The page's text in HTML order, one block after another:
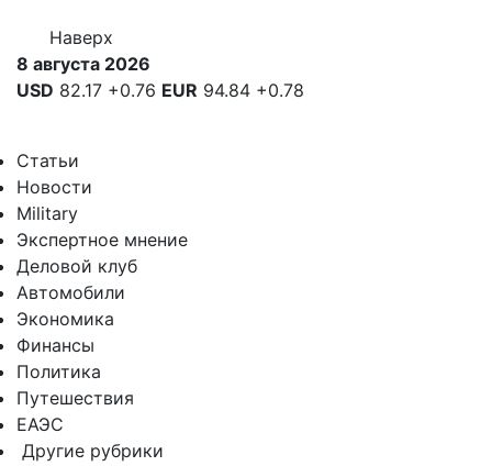
Наверх
8 августа 2026
USD 82.17 +0.76 EUR 94.84 +0.78
Статьи
Новости
Military
Экспертное мнение
Деловой клуб
Автомобили
Экономика
Финансы
Политика
Путешествия
ЕАЭС
Другие рубрики